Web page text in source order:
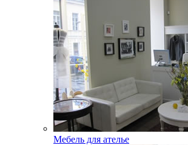
Мебель для ателье